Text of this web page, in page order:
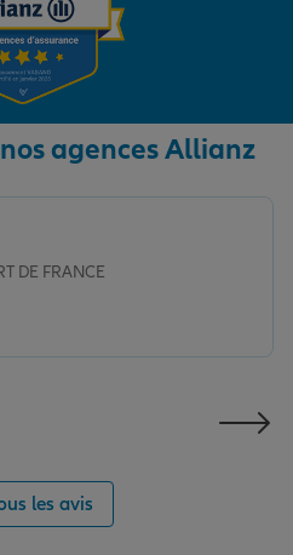
agences Allianz
DE FRANCE
les avis